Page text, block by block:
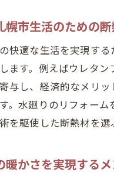
幌市生活のための
快適な生活を実現す
ます。例えばウレタ
与し、経済的なメリ
。水廻りのリフォー
を駆使した断熱材を
暖かさを実現する